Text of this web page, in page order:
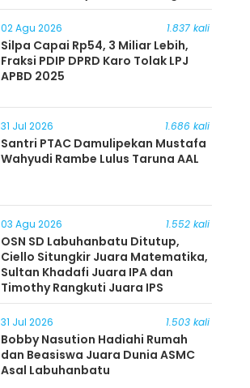
Masyarakat
02 Agu 2026 1.837 kali
Silpa Capai Rp54, 3 Miliar Lebih,
Fraksi PDIP DPRD Karo Tolak LPJ
APBD 2025
31 Jul 2026 1.686 kali
Santri PTAC Damulipekan Mustafa
Wahyudi Rambe Lulus Taruna AAL
03 Agu 2026 1.552 kali
OSN SD Labuhanbatu Ditutup,
Ciello Situngkir Juara Matematika,
Sultan Khadafi Juara IPA dan
Timothy Rangkuti Juara IPS
31 Jul 2026 1.503 kali
Bobby Nasution Hadiahi Rumah
dan Beasiswa Juara Dunia ASMC
Asal Labuhanbatu